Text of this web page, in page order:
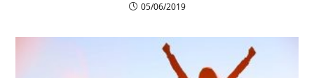
05/06/2019